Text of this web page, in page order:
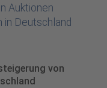
Auktionen
in Deutschland
von